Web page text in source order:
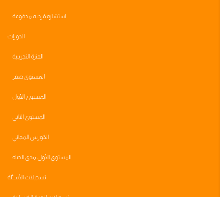
استشاره فرديه مدفوعة
الدورات
الفترة التجريبية
المستوى صفر
المستوى الأول
المستوى الثاني
الكورس المجاني
المستوى الأول مدى الحياه
تسجيلات الأسئلة